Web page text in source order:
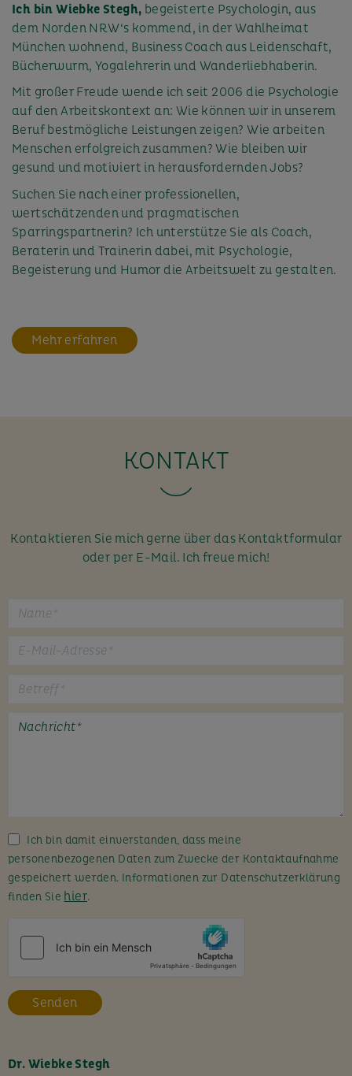
Ich bin Wiebke Stegh, begeisterte Psychologin, aus
dem Norden NRW‘s kommend, in der Wahlheimat
München wohnend, Business Coach aus Leidenschaft,
Bücherwurm, Yogalehrerin und Wanderliebhaberin.
Mit großer Freude wende ich seit 2006 die Psychologie
auf den Arbeitskontext an: Wie können wir in unserem
Beruf bestmögliche Leistungen zeigen? Wie arbeiten
Menschen erfolgreich zusammen? Wie bleiben wir
gesund und motiviert in herausfordernden Jobs?
Suchen Sie nach einer professionellen,
wertschätzenden und pragmatischen
Sparringspartnerin? Ich unterstütze Sie als Coach,
Beraterin und Trainerin dabei, mit Psychologie,
Begeisterung und Humor die Arbeitswelt zu gestalten.
Mehr erfahren
KONTAKT
Kontaktieren Sie mich gerne über das Kontaktformular
oder per E-Mail. Ich freue mich!
e
d
i
e
e
l
e
Ich bin damit einverstanden, dass meine
personenbezogenen Daten zum Zwecke der Kontaktaufnahme
gespeichert werden. Informationen zur Datenschutzerklärung
finden Sie hier.
Dr. Wiebke Stegh